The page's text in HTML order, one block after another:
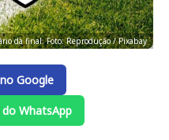
da final. Foto: Reprodução / Pixabay
Google
WhatsApp